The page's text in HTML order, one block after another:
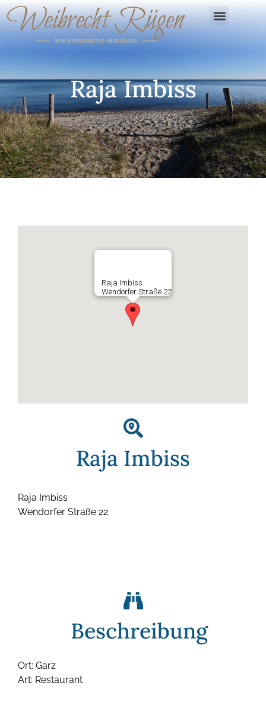
Raja Imbiss
Raja Imbiss
Wendorfer Straße 22
Raja Imbiss
Raja Imbiss
Wendorfer Straße 22
Beschreibung
Ort: Garz
Art: Restaurant